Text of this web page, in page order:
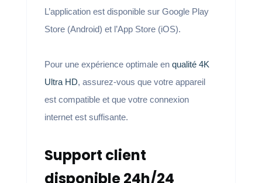
L’application est disponible sur Google Play
Store (Android) et l’App Store (iOS).
Pour une expérience optimale en qualité 4K
Ultra HD, assurez-vous que votre appareil
est compatible et que votre connexion
internet est suffisante.
Support client
disponible 24h/24